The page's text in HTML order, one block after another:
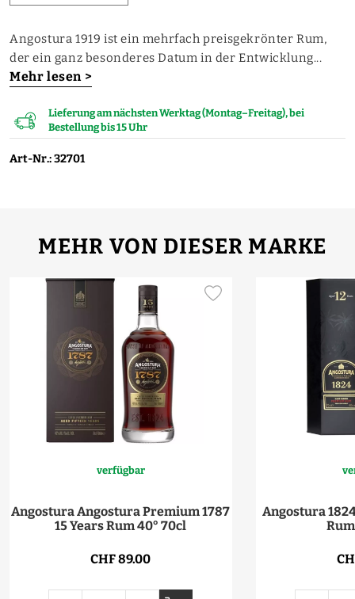
Angostura 1919 ist ein mehrfach preisgekrönter Rum,
der ein ganz besonderes Datum in der Entwicklung...
Mehr lesen >
Lieferung am nächsten Werktag (Montag–Freitag), bei
Bestellung bis 15 Uhr
Art-Nr.: 32701
MEHR VON DIESER MARKE
verfügbar
Angostura Angostura Premium 1787
15 Years Rum 40° 70cl
CHF 89.00
Angostura